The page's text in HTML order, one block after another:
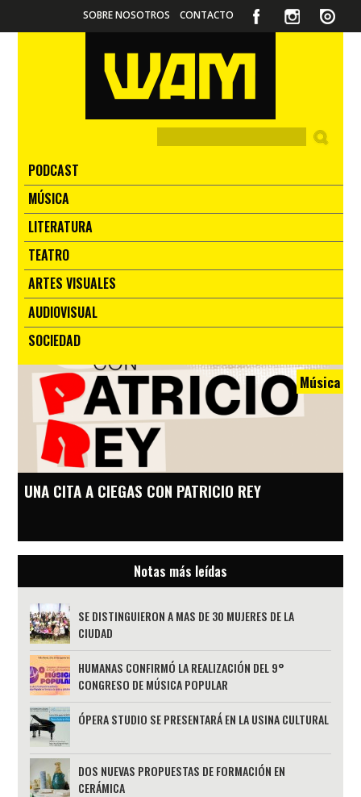
SOBRE NOSOTROS CONTACTO
PODCAST
MÚSICA
LITERATURA
TEATRO
ARTES VISUALES
AUDIOVISUAL
SOCIEDAD
Música
UNA CITA A CIEGAS CON PATRICIO REY
Notas más leídas
SE DISTINGUIERON A MAS DE 30 MUJERES DE LA
CIUDAD
HUMANAS CONFIRMÓ LA REALIZACIÓN DEL 9°
CONGRESO DE MÚSICA POPULAR
ÓPERA STUDIO SE PRESENTARÁ EN LA USINA CULTURAL
DOS NUEVAS PROPUESTAS DE FORMACIÓN EN
CERÁMICA